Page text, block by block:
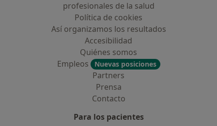
profesionales de la salud
Política de cookies
Así organizamos los resultados
Accesibilidad
Quiénes somos
Empleos
Nuevas posiciones
Partners
Prensa
Contacto
Para los pacientes